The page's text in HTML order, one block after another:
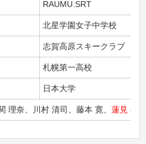
RAUMU.SRT
北星学園女子中学校
志賀高原スキークラブ
札幌第一高校
日本大学
理奈、川村 清司、藤本 寛、 蓮見 小